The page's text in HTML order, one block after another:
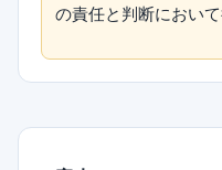
の責任と判断において